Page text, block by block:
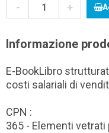
- +
Informazione
E-BookLibro
costi salariali di
CPN :
365 - Elementi vetrati